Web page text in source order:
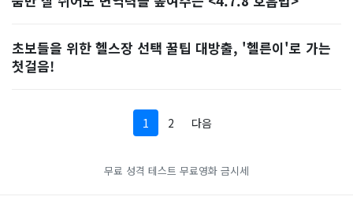
초보들을 위한 헬스장 선택 꿀팁 대방출, '헬른이'로 가는
첫걸음!
1 2 다음
무료 성격 테스트 무료영화 금시세